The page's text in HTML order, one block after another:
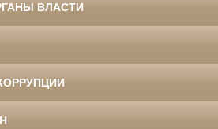
ВЛАСТИ